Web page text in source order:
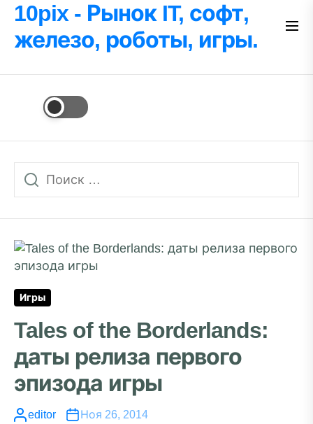
Перейти
содержимому
10pix - Рынок IT, софт,
железо, роботы, игры.
Игры
Tales of the Borderlands:
даты релиза первого
эпизода игры
editor Ноя 26, 2014